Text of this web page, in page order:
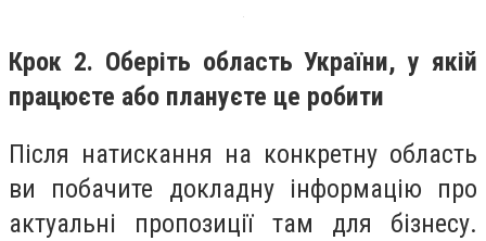
Крок 2. Оберіть область України, у якій
працюєте або плануєте це робити
Після натискання на конкретну область
ви побачите докладну інформацію про
актуальні пропозиції там для бізнесу.